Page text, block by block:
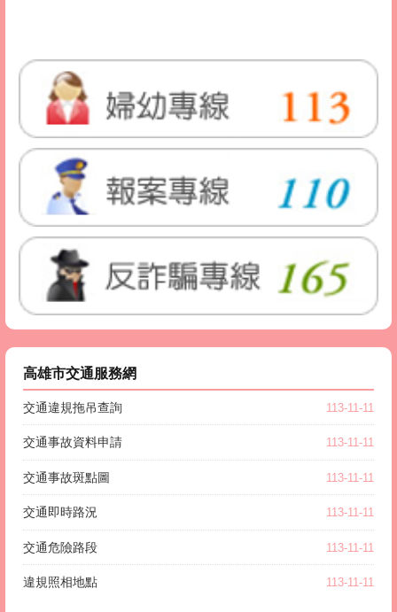
高雄市交通服務網
113-11-11
交通違規拖吊查詢
113-11-11
交通事故資料申請
113-11-11
交通事故斑點圖
113-11-11
交通即時路況
113-11-11
交通危險路段
113-11-11
違規照相地點